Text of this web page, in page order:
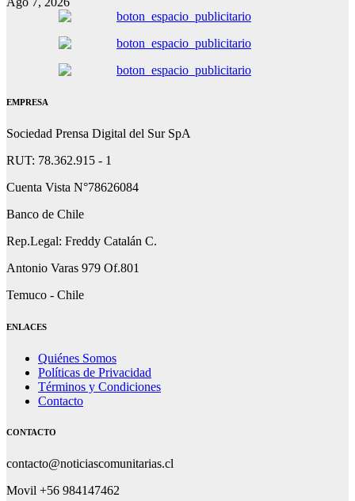
EMPRESA
Sociedad Prensa Digital del Sur SpA
RUT: 78.362.915 - 1
Cuenta Vista N°78626084
Banco de Chile
Rep.Legal: Freddy Catalán C.
Antonio Varas 979 Of.801
Temuco - Chile
ENLACES
Quiénes Somos
Políticas de Privacidad
Términos y Condiciones
Contacto
CONTACTO
contacto@noticiascomunitarias.cl
Movil +56 984147462